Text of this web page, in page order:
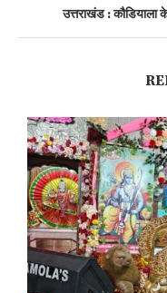
उत्तराखंड :